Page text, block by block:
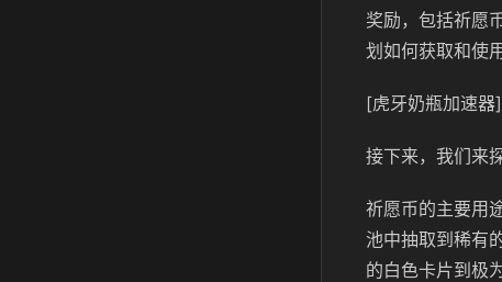
奖励，包括祈愿
划如何获取和使
[虎牙奶瓶加速器]
接下来，我们来
祈愿币的主要用
池中抽取到稀有
的白色卡片到极